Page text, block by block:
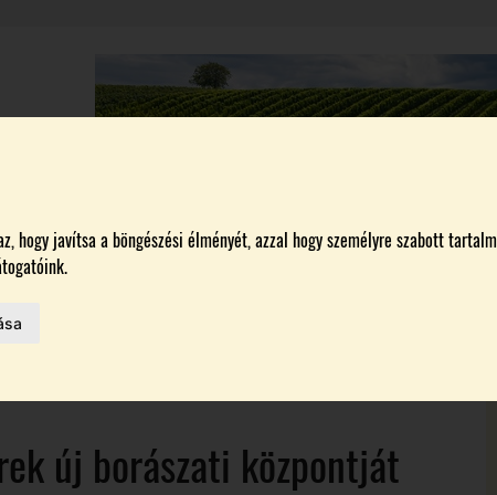
hogy javítsa a böngészési élményét, azzal hogy személyre szabott
BORTERMELŐK
IDÉN
új borászati központját